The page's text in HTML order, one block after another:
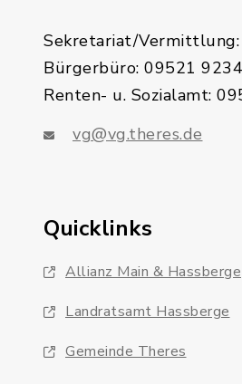
Sekretariat/
Bürgerbüro: 09521
Renten- u. Sozialamt:
vg@vg.theres.de
Quicklinks
Allianz Main & Hassberge
Landratsamt Hassberge
Gemeinde Theres